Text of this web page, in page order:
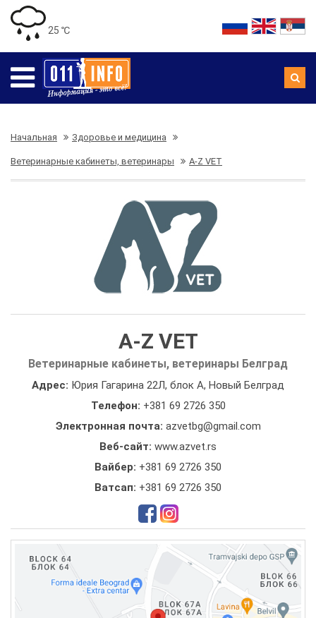
25 ℃
Начальная Здоровье и медицина
Ветеринарные кабинеты, ветеринары A-Z VET
A-Z VET
Ветеринарные кабинеты, ветеринары Белград
Адрес: Юрия Гагарина 22Л, блок А, Новый Белград
Телефон: +381 69 2726 350
Электронная почта: azvetbg@gmail.com
Веб-сайт: www.azvet.rs
Вайбер: +381 69 2726 350
Ватсап: +381 69 2726 350